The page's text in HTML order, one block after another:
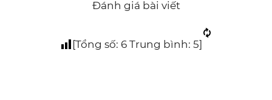
Đánh giá bài viết
[Tổng số: 6 Trung bình: 5]